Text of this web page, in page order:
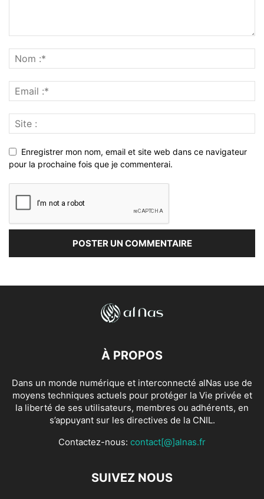
Enregistrer mon nom, email et site web dans ce navigateur
pour la prochaine fois que je commenterai.
À PROPOS
Dans un monde numérique et interconnecté alNas use de
moyens techniques actuels pour protéger la Vie privée et
la liberté de ses utilisateurs, membres ou adhérents, en
s’appuyant sur les directives de la CNIL.
Contactez-nous: contact[@]alnas.fr
SUIVEZ NOUS